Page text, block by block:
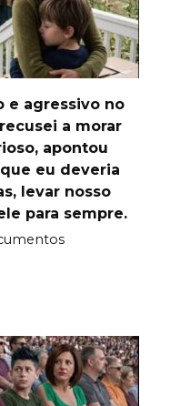
e agressivo no
a morar
apontou
eu deveria
levar nosso
para sempre.